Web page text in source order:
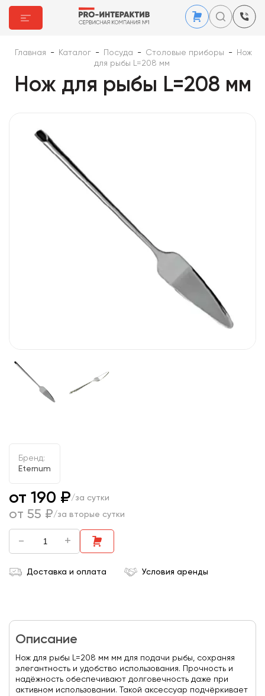
Главная - Каталог - Посуда - Столовые приборы -
Нож
для рыбы L=208 мм
Нож для рыбы L=208 мм
Бренд:
Eternum
от 190 ₽/за сутки
от 55 ₽/за вторые сутки
- +
Доставка и оплата Условия аренды
Описание
Нож для рыбы L=208 мм мм для подачи рыбы, сохраняя
элегантность и удобство использования. Прочность и
надёжность обеспечивают долговечность даже при
активном использовании. Такой аксессуар подчёркивает